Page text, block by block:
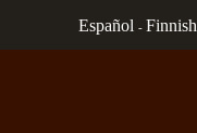
Español - Finnish